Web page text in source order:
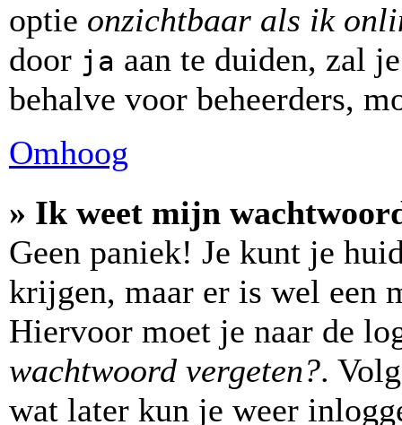
optie onzichtbaar als ik
door ja aan te duiden, zal
behalve voor beheerders,
Omhoog
» Ik weet mijn
Geen paniek! Je kunt je
krijgen, maar er is wel een
Hiervoor moet je naar de
wachtwoord vergeten?.
wat later kun je weer